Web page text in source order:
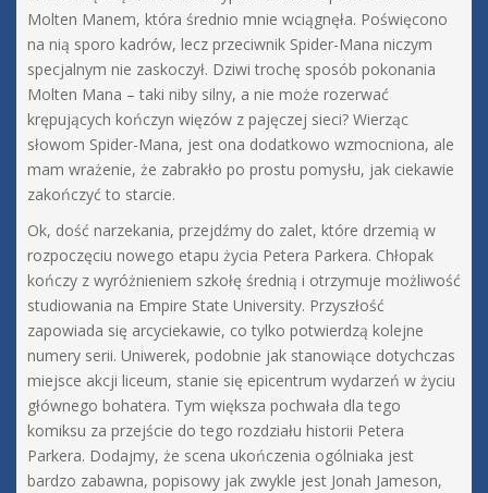
Molten Manem, która średnio mnie wciągnęła. Poświęcono
na nią sporo kadrów, lecz przeciwnik Spider-Mana niczym
specjalnym nie zaskoczył. Dziwi trochę sposób pokonania
Molten Mana – taki niby silny, a nie może rozerwać
krępujących kończyn więzów z pajęczej sieci? Wierząc
słowom Spider-Mana, jest ona dodatkowo wzmocniona, ale
mam wrażenie, że zabrakło po prostu pomysłu, jak ciekawie
zakończyć to starcie.
Ok, dość narzekania, przejdźmy do zalet, które drzemią w
rozpoczęciu nowego etapu życia Petera Parkera. Chłopak
kończy z wyróżnieniem szkołę średnią i otrzymuje możliwość
studiowania na Empire State University. Przyszłość
zapowiada się arcyciekawie, co tylko potwierdzą kolejne
numery serii. Uniwerek, podobnie jak stanowiące dotychczas
miejsce akcji liceum, stanie się epicentrum wydarzeń w życiu
głównego bohatera. Tym większa pochwała dla tego
komiksu za przejście do tego rozdziału historii Petera
Parkera. Dodajmy, że scena ukończenia ogólniaka jest
bardzo zabawna, popisowy jak zwykle jest Jonah Jameson,